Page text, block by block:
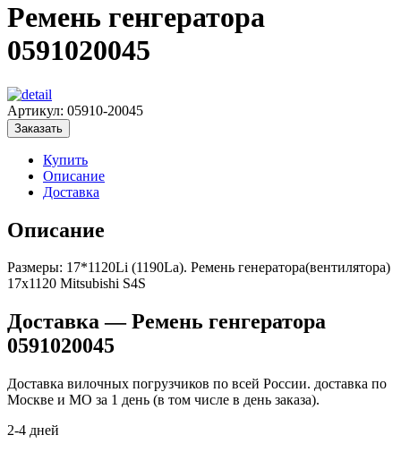
Ремень генгератора
0591020045
Артикул: 05910-20045
Заказать
Купить
Описание
Доставка
Описание
Размеры: 17*1120Li (1190La). Ремень генератора(вентилятора)
17х1120 Mitsubishi S4S
Доставка — Ремень генгератора
0591020045
Доставка вилочных погрузчиков по всей России. доставка по
Москве и МО за 1 день (в том числе в день заказа).
2-4 дней